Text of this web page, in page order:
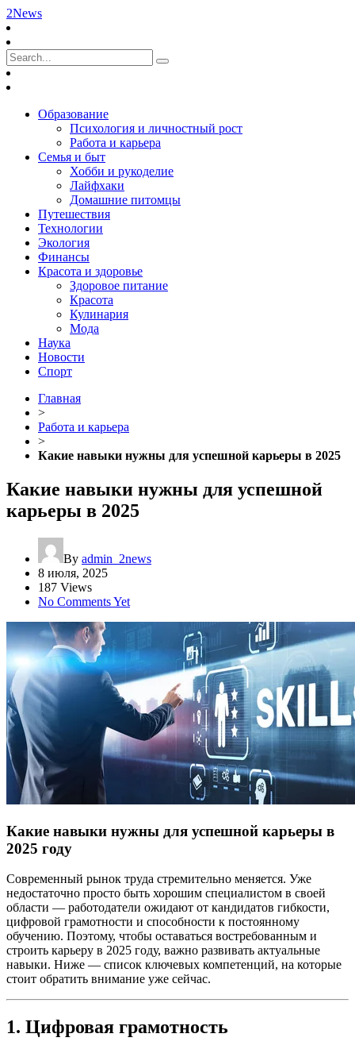
2News
Образование
Психология и личностный рост
Работа и карьера
Семья и быт
Хобби и рукоделие
Лайфхаки
Домашние питомцы
Путешествия
Технологии
Экология
Финансы
Красота и здоровье
Здоровое питание
Красота
Кулинария
Мода
Наука
Новости
Спорт
Главная
>
Работа и карьера
>
Какие навыки нужны для успешной карьеры в 2025
Какие навыки нужны для успешной
карьеры в 2025
By admin_2news
8 июля, 2025
187 Views
No Comments Yet
Какие навыки нужны для успешной карьеры в
2025 году
Современный рынок труда стремительно меняется. Уже
недостаточно просто быть хорошим специалистом в своей
области — работодатели ожидают от кандидатов гибкости,
цифровой грамотности и способности к постоянному
обучению. Поэтому, чтобы оставаться востребованным и
строить карьеру в 2025 году, важно развивать актуальные
навыки. Ниже — список ключевых компетенций, на которые
стоит обратить внимание уже сейчас.
1. Цифровая грамотность